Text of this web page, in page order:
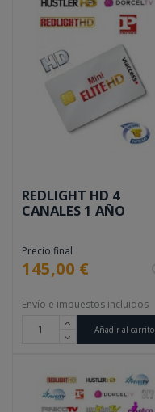
REDLIGHT HD 4
CANALES 1 AÑO
Precio final
145,00 €
Envío e impuestos incluidos
Añadir al carrito